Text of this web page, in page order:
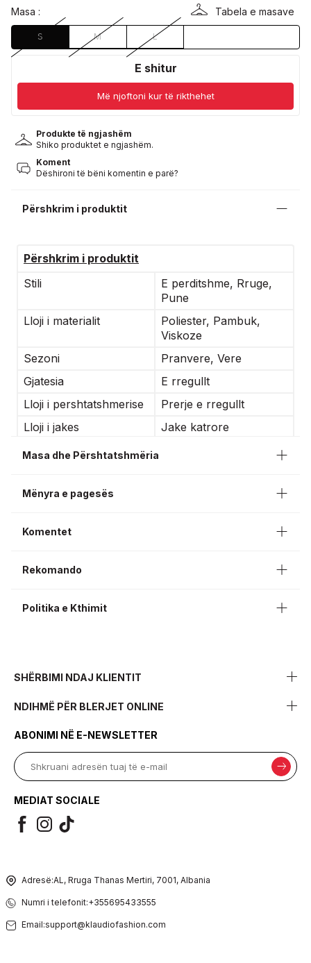
Masa : Tabela e masave
S M L
E shitur
Më njoftoni kur të rikthehet
Produkte të ngjashëm
Shiko produktet e ngjashëm.
Koment
Dëshironi të bëni komentin e parë?
Përshkrim i produktit
Përshkrim i produktit
Stili
E perditshme, Rruge,
Pune
Lloji i materialit
Poliester, Pambuk,
Viskoze
Sezoni
Pranvere, Vere
Gjatesia
E rregullt
Lloji i pershtatshmerise
Prerje e rregullt
Lloji i jakes
Jake katrore
Rasti
Masa dhe Përshtatshmëria
Mënyra e pagesës
Komentet
Rekomando
Politika e Kthimit
SHËRBIMI NDAJ KLIENTIT
NDIHMË PËR BLERJET ONLINE
ABONIMI NË E-NEWSLETTER
MEDIAT SOCIALE
Adresë:AL, Rruga Thanas Mertiri, 7001, Albania
Numri i telefonit:+355695433555
Email:support@klaudiofashion.com